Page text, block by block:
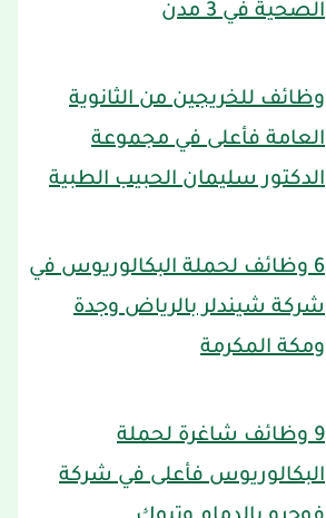
الصحية في 3 مدن
وظائف للخريجين من الثانوية
العامة فأعلى في مجموعة
الدكتور سليمان الحبيب الطبية
6 وظائف لحملة البكالوريوس في
شركة شيندلر بالرياض وجدة
ومكة المكرمة
9 وظائف شاغرة لحملة
البكالوريوس فأعلى في شركة